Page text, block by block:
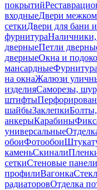
покрытий
входныеДвери
сеткиДвери для бани
фурнитура
дверныеПетли
дверныеОкна и
мансардные
на окнаЖалюзи
изделияСаморезы,
штифты
шайбыЗаклепки
анкерыКарабины
универсальные
обоиФотообои
каменьСкинали
сеткиСтеновые панели
профилиВагонка
радиаторовОтделка